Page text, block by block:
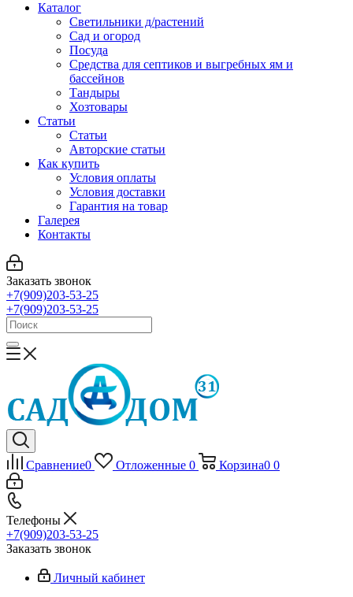
Каталог
Светильники д/растений
Сад и огород
Посуда
Средства для септиков и выгребных ям и
бассейнов
Тандыры
Хозтовары
Статьи
Статьи
Авторские статьи
Как купить
Условия оплаты
Условия доставки
Гарантия на товар
Галерея
Контакты
Заказать звонок
+7(909)203-53-25
+7(909)203-53-25
Сравнение0 Отложенные 0 Корзина0 0
Телефоны
+7(909)203-53-25
Заказать звонок
Личный кабинет